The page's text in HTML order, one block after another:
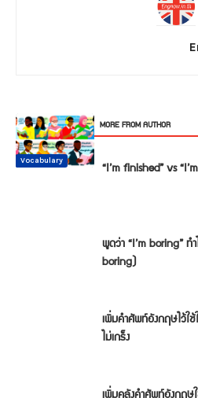
RELATED ARTICLES MORE FROM AUTHOR
Conversation “I’m finished” vs
Vocabulary
พูดว่า “I’m boring” ท
boring)
Vocabulary
เพิ่มคำศัพท์อังกฤษไว้ใ
ไม่เกร็ง
Vocabulary
เพิ่มคลังคำศัพท์อังกฤษ
Vocabulary
Vocabulary